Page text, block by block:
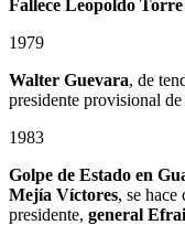
Fallece Leopoldo Torre
1979
Walter Guevara, de
presidente provisional
1983
Golpe de Estado en
Mejía Víctores, se hace
presidente, general